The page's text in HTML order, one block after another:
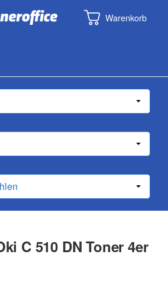
Warenkorb
C 510 DN Toner 4er